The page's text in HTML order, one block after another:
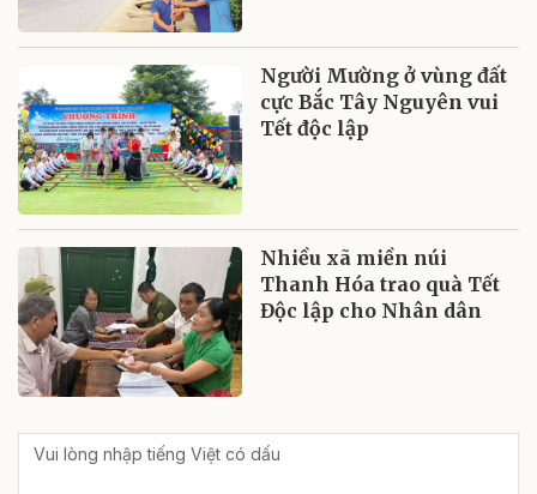
Người Mường ở vùng đất
cực Bắc Tây Nguyên vui
Tết độc lập
Nhiều xã miền núi
Thanh Hóa trao quà Tết
Độc lập cho Nhân dân